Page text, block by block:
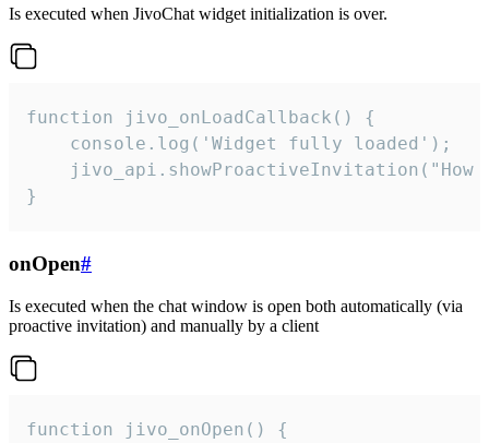
Is executed when JivoChat widget initialization is over.
function jivo_onLoadCallback() {
    console.log('Widget fully loaded');
jivo_api.showProactiveInvitation("How
}
onOpen#
Is executed when the chat window is open both automatically (via
proactive invitation) and manually by a client
function jivo_onOpen() {